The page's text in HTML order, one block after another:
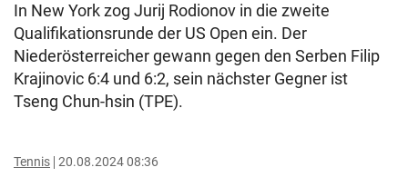
In New York zog Jurij Rodionov in die zweite
Qualifikationsrunde der US Open ein. Der
Niederösterreicher gewann gegen den Serben Filip
Krajinovic 6:4 und 6:2, sein nächster Gegner ist
Tseng Chun-hsin (TPE).
Tennis 20.08.2024 08:36